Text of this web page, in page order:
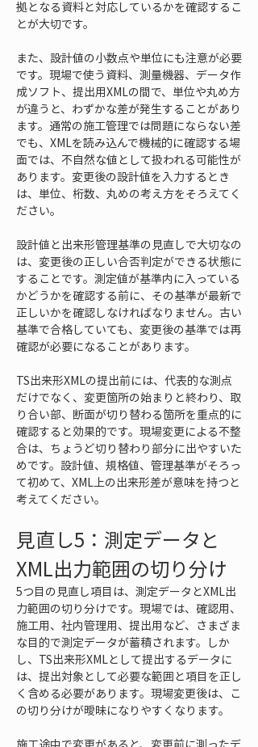
拠となる資料と対応しているかを確認するこ
とが大切です。
また、設計値の小数点や単位にも注意が必要
です。現場で使う資料、測量機器、データ作
成ソフト、提出用XMLの間で、単位や丸め方
が違うと、わずかな差が発生することがあり
ます。通常の施工管理では問題にならない差
でも、XMLを読み込んで機械的に確認する場
面では、不自然な値として扱われる可能性が
あります。変更後の設計値を入力するとき
は、単位、桁数、丸めの考え方をそろえてく
ださい。
設計値と出来形管理基準の見直しで大切なの
は、変更後の正しい合否判定ができる状態に
することです。測定値が基準内に入っている
かどうかを確認する前に、その基準が最新で
正しいかを確認しなければなりません。古い
基準で合格していても、変更後の基準では再
確認が必要になることがあります。
TS出来形XMLの提出前には、代表的な測点
だけでなく、変更箇所の始まりと終わり、取
り合い部、断面が切り替わる箇所を重点的に
確認すると効果的です。現場変更による不整
合は、ちょうど切り替わり部分に出やすいた
めです。設計値、規格値、管理基準がそろっ
て初めて、XML上の出来形差が意味を持つと
考えてください。
見直し5：測定データと
XML出力範囲の切り分け
5つ目の見直し項目は、測定データとXML出
力範囲の切り分けです。現場では、確認用、
施工用、社内管理用、提出用など、さまざま
な目的で測定データが蓄積されます。しか
し、TS出来形XMLとして提出するデータに
は、提出対象として必要な範囲と項目を正し
く含める必要があります。現場変更後は、こ
の切り分けが曖昧になりやすくなります。
施工途中で変更があると、変更前に測ったデ